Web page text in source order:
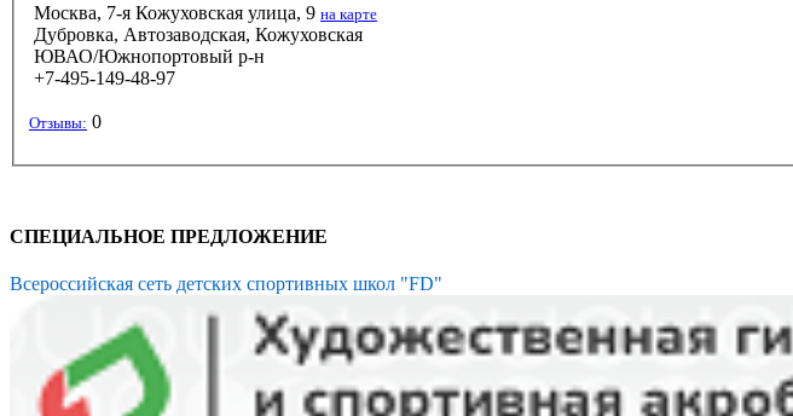
Москва, 7-я Кожуховская улица, 9 на карте
Дубровка, Автозаводская, Кожуховская
ЮВАО/Южнопортовый р-н
+7-495-149-48-97
Отзывы: 0
СПЕЦИАЛЬНОЕ ПРЕДЛОЖЕНИЕ
Всероссийская сеть детских спортивных школ "FD"